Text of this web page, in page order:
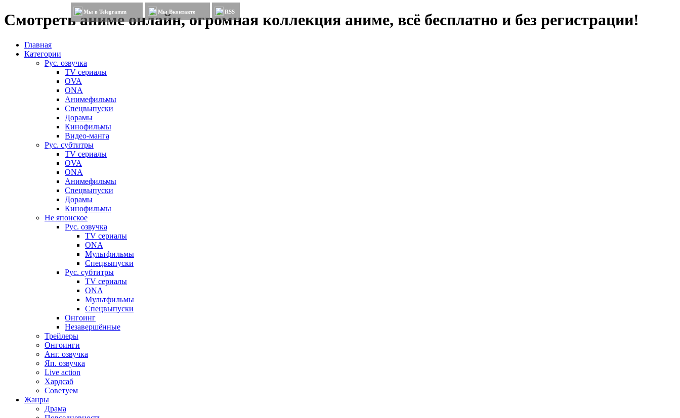
Смотреть аниме онлайн, огромная коллекция аниме, всё бесплатно и без регистрации!
Мы в Telegramm Мы Вконтакте RSS
Главная
Категории
Рус. озвучка
TV сериалы
OVA
ONA
Анимефильмы
Спецвыпуски
Дорамы
Кинофильмы
Видео-манга
Рус. субтитры
TV сериалы
OVA
ONA
Анимефильмы
Спецвыпуски
Дорамы
Кинофильмы
Не японское
Рус. озвучка
TV сериалы
ONA
Мультфильмы
Спецвыпуски
Рус. субтитры
TV сериалы
ONA
Мультфильмы
Спецвыпуски
Онгоинг
Незавершённые
Трейлеры
Онгоинги
Анг. озвучка
Яп. озвучка
Live action
Хардсаб
Советуем
Жанры
Драма